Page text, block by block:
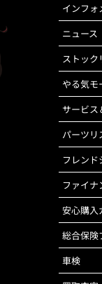
インフォ
ニュース
ストック
やる気モ
サービス
パーツリ
フレンド
ファイナ
安心購入
総合保険
車検